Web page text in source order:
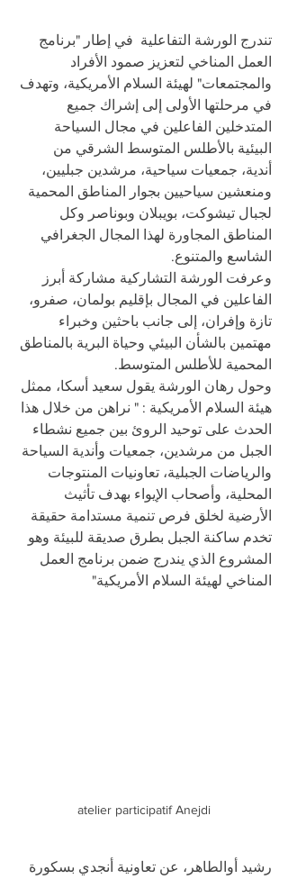
تندرج الورشة التفاعلية  في إطار "برنامج
العمل المناخي لتعزيز صمود الأفراد
والمجتمعات" لهيئة السلام الأمريكية، وتهدف
في مرحلتها الأولى إلى إشراك جميع
المتدخلين الفاعلين في مجال السياحة
البيئية بالأطلس المتوسط الشرقي من
أندية، جمعيات سياحية، مرشدين جبليين،
ومنعشين سياحيين بجوار المناطق المحمية
لجبال تيشوكت، بويبلان وبوناصر وكل
المناطق المجاورة لهذا المجال الجغرافي
الشاسع والمتنوع.
وعرفت الورشة التشاركية مشاركة أبرز
الفاعلين في المجال بإقليم بولمان، صفرو،
تازة وإفران، إلى جانب باحثين وخبراء
مهتمين بالشأن البيئي وحياة البرية بالمناطق
المحمية للأطلس المتوسط.
وحول رهان الورشة يقول سعيد أسكا، ممثل
هيئة السلام الأمريكية : " نراهن من خلال هذا
الحدث على توحيد الروئ بين جميع نشطاء
الجبل من مرشدين، جمعيات وأندية السياحة
والرياضات الجبلية، تعاونيات المنتوجات
المحلية، وأصحاب الإيواء بهدف تأثيث
الأرضية لخلق فرص تنمية مستدامة حقيقة
تخدم ساكنة الجبل بطرق صديقة للبيئة وهو
المشروع الذي يندرج ضمن برنامج العمل
المناخي لهيئة السلام الأمريكية"
atelier participatif Anejdi
رشيد أوالطاهر، عن تعاونية أنجدي بسكورة